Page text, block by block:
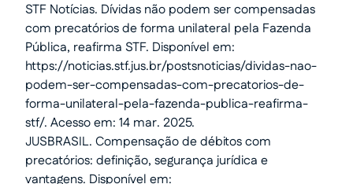
STF Notícias. Dívidas não podem ser compensadas
com precatórios de forma unilateral pela Fazenda
Pública, reafirma STF. Disponível em:
https://noticias.stf.jus.br/postsnoticias/dividas-nao-
podem-ser-compensadas-com-precatorios-de-
forma-unilateral-pela-fazenda-publica-reafirma-
stf/. Acesso em: 14 mar. 2025.
JUSBRASIL. Compensação de débitos com
precatórios: definição, segurança jurídica e
vantagens. Disponível em: